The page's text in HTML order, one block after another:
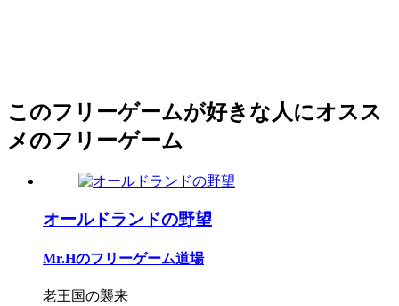
このフリーゲームが好きな人にオスス
メのフリーゲーム
オールドランドの野望
Mr.Hのフリーゲーム道場
老王国の襲来